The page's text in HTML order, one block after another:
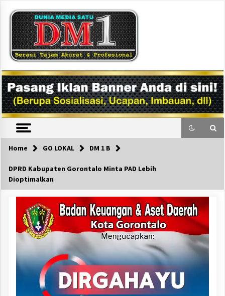
content
DM1
Home GO LOKAL DM 1 B
DPRD Kabupaten Gorontalo Minta PAD Lebih
Dioptimalkan